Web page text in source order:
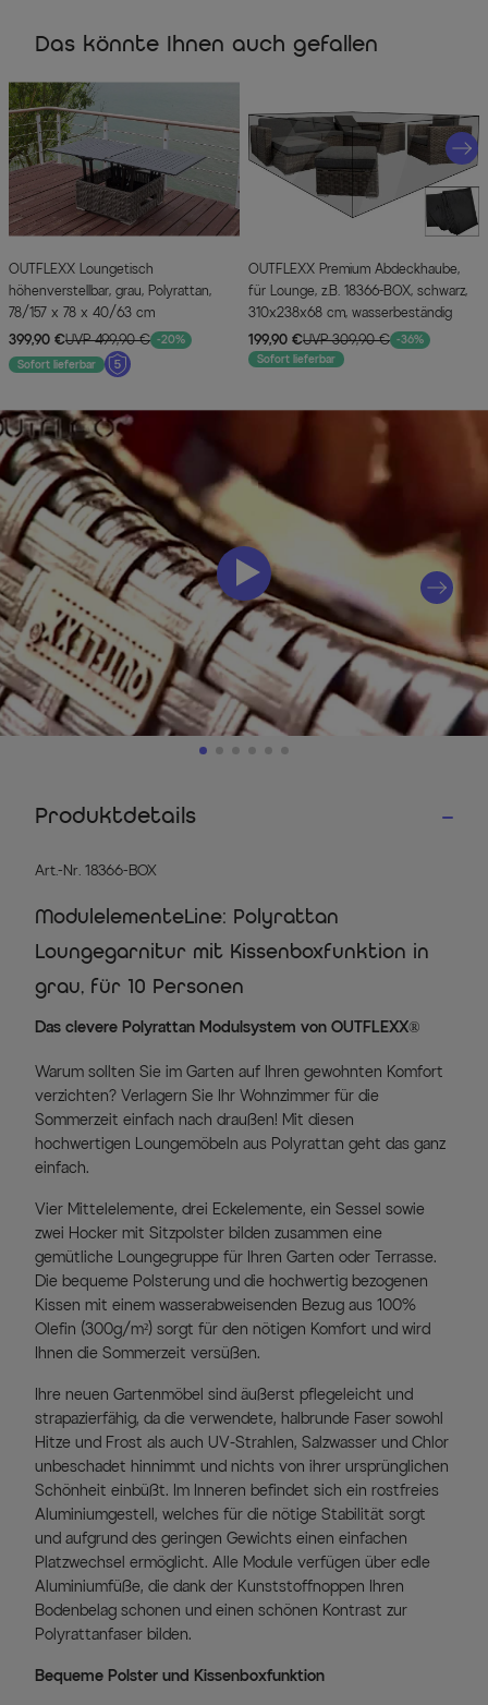
Das könnte Ihnen auch gefallen
OUTFLEXX Loungetisch
höhenverstellbar, grau, Polyrattan,
78/157 x 78 x 40/63 cm
399,90 €UVP 499,90 € -20%
Sofort lieferbar
OUTFLEXX Premium Abdeckhaube,
für Lounge, z.B. 18366-BOX, schwarz,
310x238x68 cm, wasserbeständig
199,90 €UVP 309,90 € -36%
Sofort lieferbar
Produktdetails
Art.-Nr. 18366-BOX
ModulelementeLine: Polyrattan
Loungegarnitur mit Kissenboxfunktion in
grau, für 10 Personen
Das clevere Polyrattan Modulsystem von OUTFLEXX®
Warum sollten Sie im Garten auf Ihren gewohnten Komfort
verzichten? Verlagern Sie Ihr Wohnzimmer für die
Sommerzeit einfach nach draußen! Mit diesen
hochwertigen Loungemöbeln aus Polyrattan geht das ganz
einfach.
Vier Mittelelemente, drei Eckelemente, ein Sessel sowie
zwei Hocker mit Sitzpolster bilden zusammen eine
gemütliche Loungegruppe für Ihren Garten oder Terrasse.
Die bequeme Polsterung und die hochwertig bezogenen
Kissen mit einem wasserabweisenden Bezug aus 100%
Olefin (300g/m²) sorgt für den nötigen Komfort und wird
Ihnen die Sommerzeit versüßen.
Ihre neuen Gartenmöbel sind äußerst pflegeleicht und
strapazierfähig, da die verwendete, halbrunde Faser sowohl
Hitze und Frost als auch UV-Strahlen, Salzwasser und Chlor
unbeschadet hinnimmt und nichts von ihrer ursprünglichen
Schönheit einbüßt. Im Inneren befindet sich ein rostfreies
Aluminiumgestell, welches für die nötige Stabilität sorgt
und aufgrund des geringen Gewichts einen einfachen
Platzwechsel ermöglicht. Alle Module verfügen über edle
Aluminiumfüße, die dank der Kunststoffnoppen Ihren
Bodenbelag schonen und einen schönen Kontrast zur
Polyrattanfaser bilden.
Bequeme Polster und Kissenboxfunktion